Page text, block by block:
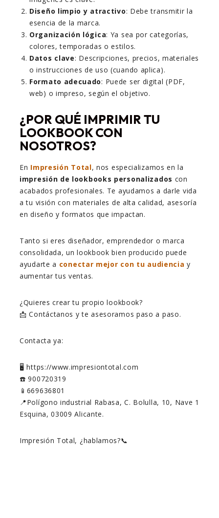
Diseño limpio y atractivo: Debe transmitir la
esencia de la marca.
Organización lógica: Ya sea por categorías,
colores, temporadas o estilos.
Datos clave: Descripciones, precios, materiales
o instrucciones de uso (cuando aplica).
Formato adecuado: Puede ser digital (PDF,
web) o impreso, según el objetivo.
¿POR QUÉ IMPRIMIR TU
LOOKBOOK CON
NOSOTROS?
En Impresión Total, nos especializamos en la
impresión de lookbooks personalizados con
acabados profesionales. Te ayudamos a darle vida
a tu visión con materiales de alta calidad, asesoría
en diseño y formatos que impactan.
Tanto si eres diseñador, emprendedor o marca
consolidada, un lookbook bien producido puede
ayudarte a conectar mejor con tu audiencia y
aumentar tus ventas.
¿Quieres crear tu propio lookbook?
📩 Contáctanos y te asesoramos paso a paso.
Contacta ya:
🖥️ https://www.impresiontotal.com
☎️ 900720319
📱669636801
📍Polígono industrial Rabasa, C. Bolulla, 10, Nave 1
Esquina, 03009 Alicante.
Impresión Total, ¿hablamos?📞